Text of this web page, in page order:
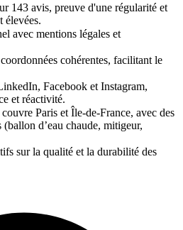
143 avis, preuve d'une régularité et
élevées.
avec mentions légales et
cohérentes, facilitant le
Facebook et Instagram,
et réactivité.
Paris et Île-de-France, avec des
d’eau chaude, mitigeur,
sur la qualité et la durabilité des